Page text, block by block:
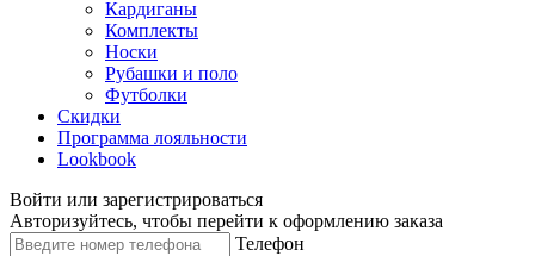
Кардиганы
Комплекты
Носки
Рубашки и поло
Футболки
Скидки
Программа лояльности
Lookbook
Войти или зарегистрироваться
Авторизуйтесь, чтобы перейти к оформлению заказа
Телефон